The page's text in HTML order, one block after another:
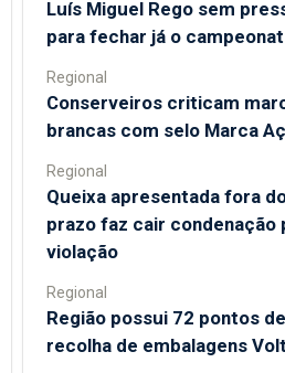
Luís Miguel Rego sem
para fechar já o
Regional
Conserveiros criticam
brancas com selo Marca
Regional
Queixa apresentada fora
prazo faz cair condenação
violação
Regional
Região possui 72 pontos de
recolha de embalagens